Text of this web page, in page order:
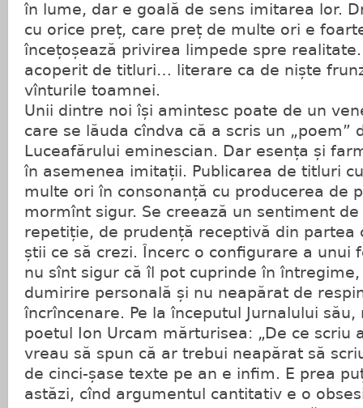
în lume, dar e goală de sens imitarea lor.
cu orice preț, care preț de multe ori e
încețoșează privirea limpede spre realitate.
acoperit de titluri… literare ca de niște
vînturile toamnei.
Unii dintre noi își amintesc poate de un
care se lăuda cîndva că a scris un „poem”
Luceafărului eminescian. Dar esența și
în asemenea imitații. Publicarea de titluri
multe ori în consonanță cu producerea de
mormînt sigur. Se creează un sentiment
repetiție, de prudență receptivă din partea
știi ce să crezi. Încerc o configurare a unui
nu sînt sigur că îl pot cuprinde în
dumirire personală și nu neapărat de
încrîncenare. Pe la începutul Jurnalului
poetul Ion Urcam mărturisea: „De ce scriu
vreau să spun că ar trebui neapărat să
de cinci-șase texte pe an e infim. E prea
astăzi, cînd argumentul cantitativ e o